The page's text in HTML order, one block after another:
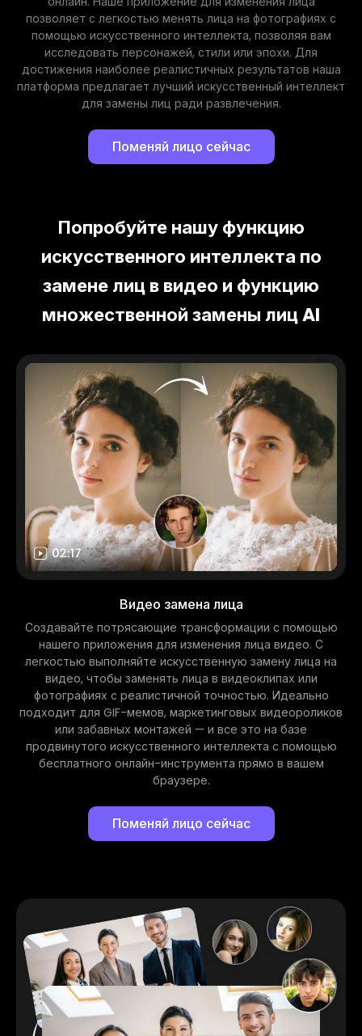
позволяет с легкостью менять лица на фотографиях с
помощью искусственного интеллекта, позволяя вам
исследовать персонажей, стили или эпохи. Для
достижения наиболее реалистичных результатов наша
платформа предлагает лучший искусственный интеллект
для замены лиц ради развлечения.
Поменяй лицо сейчас
Попробуйте нашу функцию
искусственного интеллекта по
замене лиц в видео и функцию
множественной замены лиц AI
Видео замена лица
Создавайте потрясающие трансформации с помощью
нашего приложения для изменения лица видео. С
легкостью выполняйте искусственную замену лица на
видео, чтобы заменять лица в видеоклипах или
фотографиях с реалистичной точностью. Идеально
подходит для GIF-мемов, маркетинговых видеороликов
или забавных монтажей — и все это на базе
продвинутого искусственного интеллекта с помощью
бесплатного онлайн-инструмента прямо в вашем
браузере.
Поменяй лицо сейчас